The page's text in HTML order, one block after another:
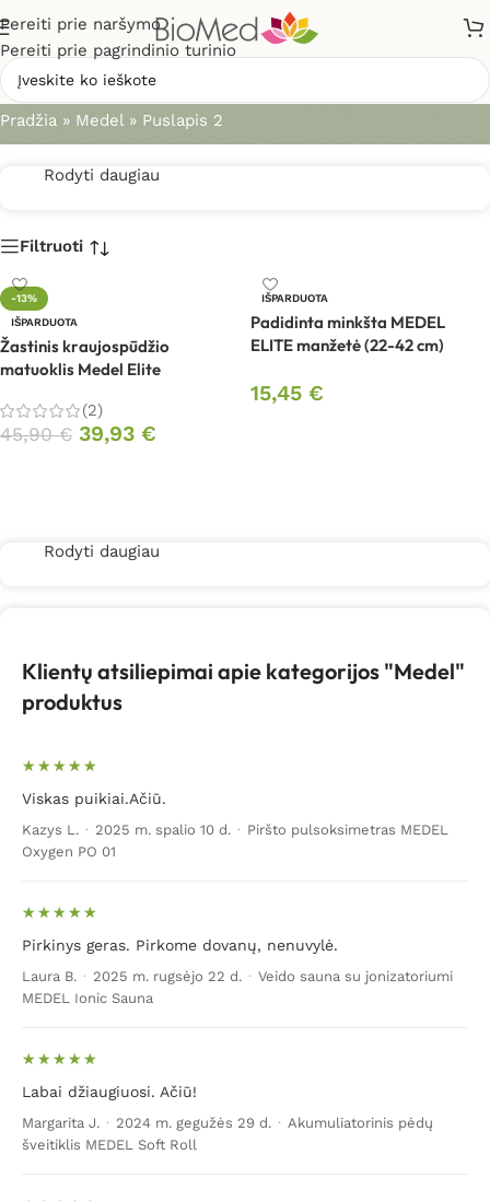
Pereiti prie naršymo
Pereiti prie pagrindinio turinio
Medel
Pradžia » Medel» Puslapis 2
Rodyti daugiau
Filtruoti
-13%
IŠPARDUOTA
Žastinis kraujospūdžio
matuoklis Medel Elite
(2)
45,90€ 39,93 €
IŠPARDUOTA
Padidinta minkšta MEDEL
ELITE manžetė (22-42 cm)
15,45 €
Rodyti daugiau
Klientų atsiliepimai apie kategorijos "Medel"
produktus
Viskas puikiai.Ačiū.
Kazys L. · 2025 m. spalio 10 d. · Piršto pulsoksimetras MEDEL
Oxygen PO 01
Pirkinys geras. Pirkome dovanų, nenuvylė.
Laura B. · 2025 m. rugsėjo 22 d. · Veido sauna su jonizatoriumi
MEDEL Ionic Sauna
Labai džiaugiuosi. Ačiū!
Margarita J. · 2024 m. gegužės 29 d. · Akumuliatorinis pėdų
šveitiklis MEDEL Soft Roll